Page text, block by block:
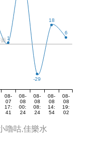
1
-29
18
6
面
08-
07
17:
41
08-
08
00:
24
08-
08
08:
24
08-
08
14:
54
08-
08
19:
02
嚕咕,佳樂水